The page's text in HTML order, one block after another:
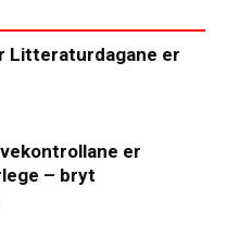
Litteraturdagane er
er
– bryt